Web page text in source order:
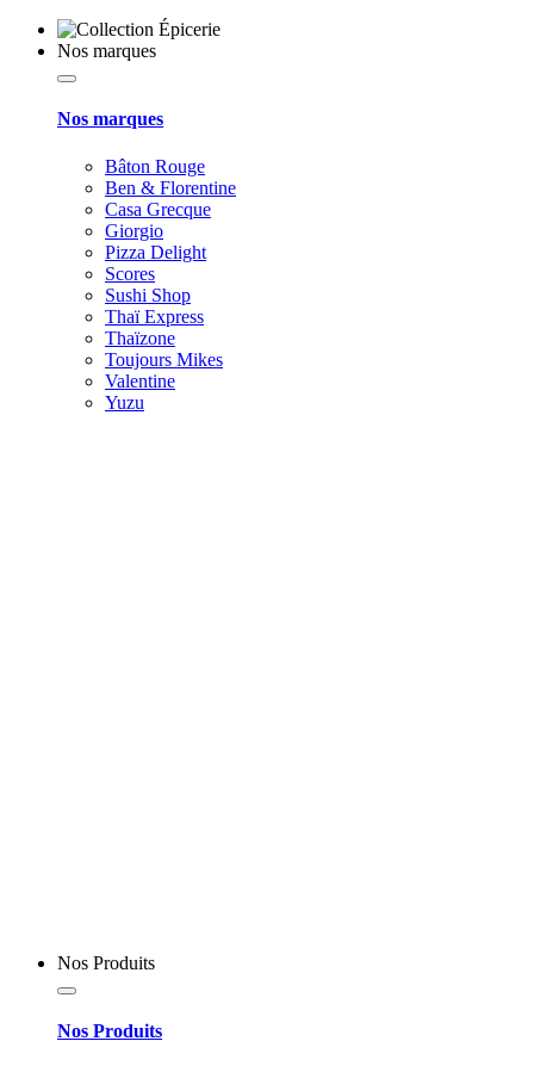
Nos marques
Nos marques
Bâton Rouge
Ben & Florentine
Casa Grecque
Giorgio
Pizza Delight
Scores
Sushi Shop
Thaï Express
Thaïzone
Toujours Mikes
Valentine
Yuzu
Nos Produits
Nos Produits